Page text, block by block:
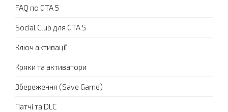
FAQ по GTA 5
Social Club для GTA 5
Ключ активації
Кряки та активатори
Збереження (Save Game)
Патчі та DLC